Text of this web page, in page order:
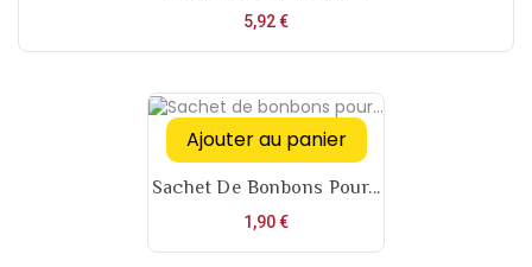
5,92 €Prix
Ajouter au panier
Sachet De Bonbons Pour...
1,90 €Prix